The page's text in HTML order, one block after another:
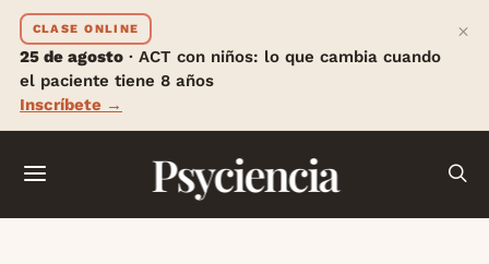
CLASE ONLINE
25 de agosto · ACT con niños: lo que cambia cuando
el paciente tiene 8 años
Inscríbete →
×
Psyciencia